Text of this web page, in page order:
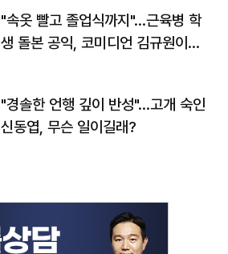
"속옷 빨고 졸업식까지"…근육병 학
생 돌본 공익, 코미디언 김규원이었
"경솔한 언행 깊이 반성"…고개 숙인
신동엽, 무슨 일이길래?